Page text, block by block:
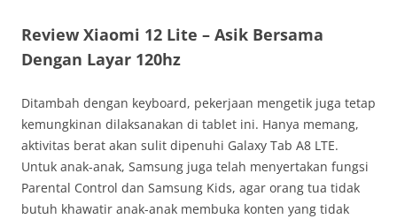
Review Xiaomi 12 Lite – Asik Bersama
Dengan Layar 120hz
Ditambah dengan keyboard, pekerjaan mengetik juga tetap
kemungkinan dilaksanakan di tablet ini. Hanya memang,
aktivitas berat akan sulit dipenuhi Galaxy Tab A8 LTE.
Untuk anak-anak, Samsung juga telah menyertakan fungsi
Parental Control dan Samsung Kids, agar orang tua tidak
butuh khawatir anak-anak membuka konten yang tidak